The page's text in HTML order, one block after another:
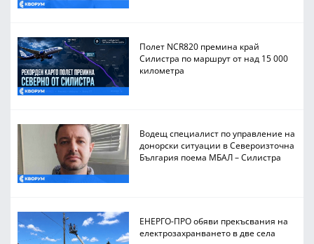
Полет NCR820 премина край
Силистра по маршрут от над 15 000
километра
Водещ специалист по управление на
донорски ситуации в Североизточна
България поема МБАЛ – Силистра
ЕНЕРГО-ПРО обяви прекъсвания на
електрозахранването в две села